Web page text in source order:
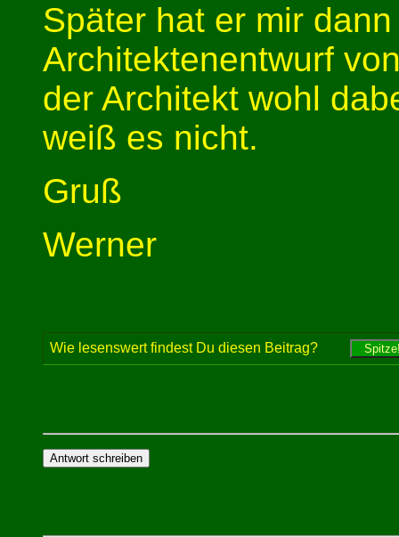
Später hat er mir
Architektenentwurf
der Architekt wohl
weiß es nicht.
Gruß
Werner
Wie lesenswert findest Du diesen Beitrag?